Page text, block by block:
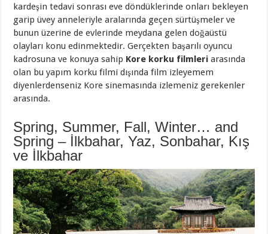
kardeşin tedavi sonrası eve döndüklerinde onları bekleyen
garip üvey anneleriyle aralarında geçen sürtüşmeler ve
bunun üzerine de evlerinde meydana gelen doğaüstü
olayları konu edinmektedir. Gerçekten başarılı oyuncu
kadrosuna ve konuya sahip Kore korku filmleri arasında
olan bu yapım korku filmi dışında film izleyemem
diyenlerdenseniz Kore sinemasında izlemeniz gerekenler
arasında.
Spring, Summer, Fall, Winter… and
Spring – İlkbahar, Yaz, Sonbahar, Kış
ve İlkbahar